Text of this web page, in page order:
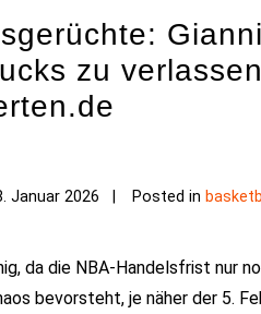
zu
Januar 2026 Posted in
da die NBA-Handelsfrist
bevorsteht, je näher der 5.